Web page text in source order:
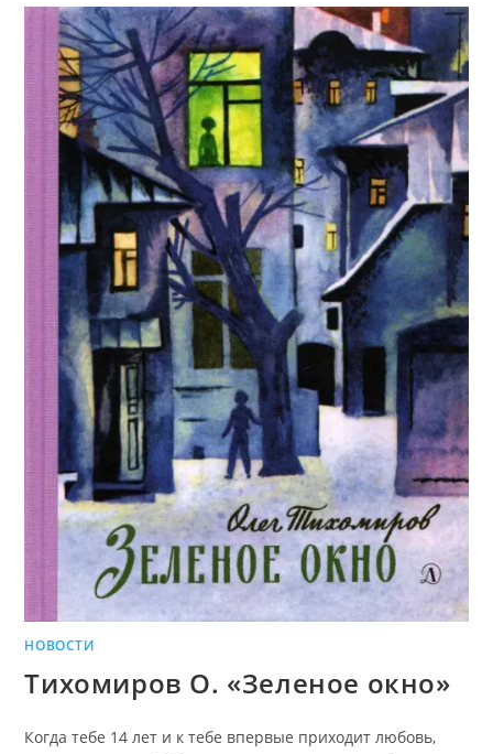
НОВОСТИ
Тихомиров О. «Зеленое окно»
Когда тебе 14 лет и к тебе впервые приходит любовь,